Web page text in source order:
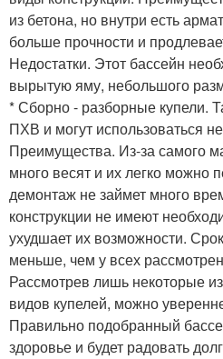
из бетона, но внутри есть
больше прочности и
Недостатки. Этот бассейн
вырытую яму, небольшого
* Сборно - разборные купели.
ПХВ и могут использоваться
Преимущества. Из-за самого
много весят и их легко можно
демонтаж не займет много
конструкции не имеют
ухудшает их возможности.
меньше, чем у всех
Рассмотрев лишь некоторые
видов купелей, можно
Правильно подобранный
здоровье и будет радовать